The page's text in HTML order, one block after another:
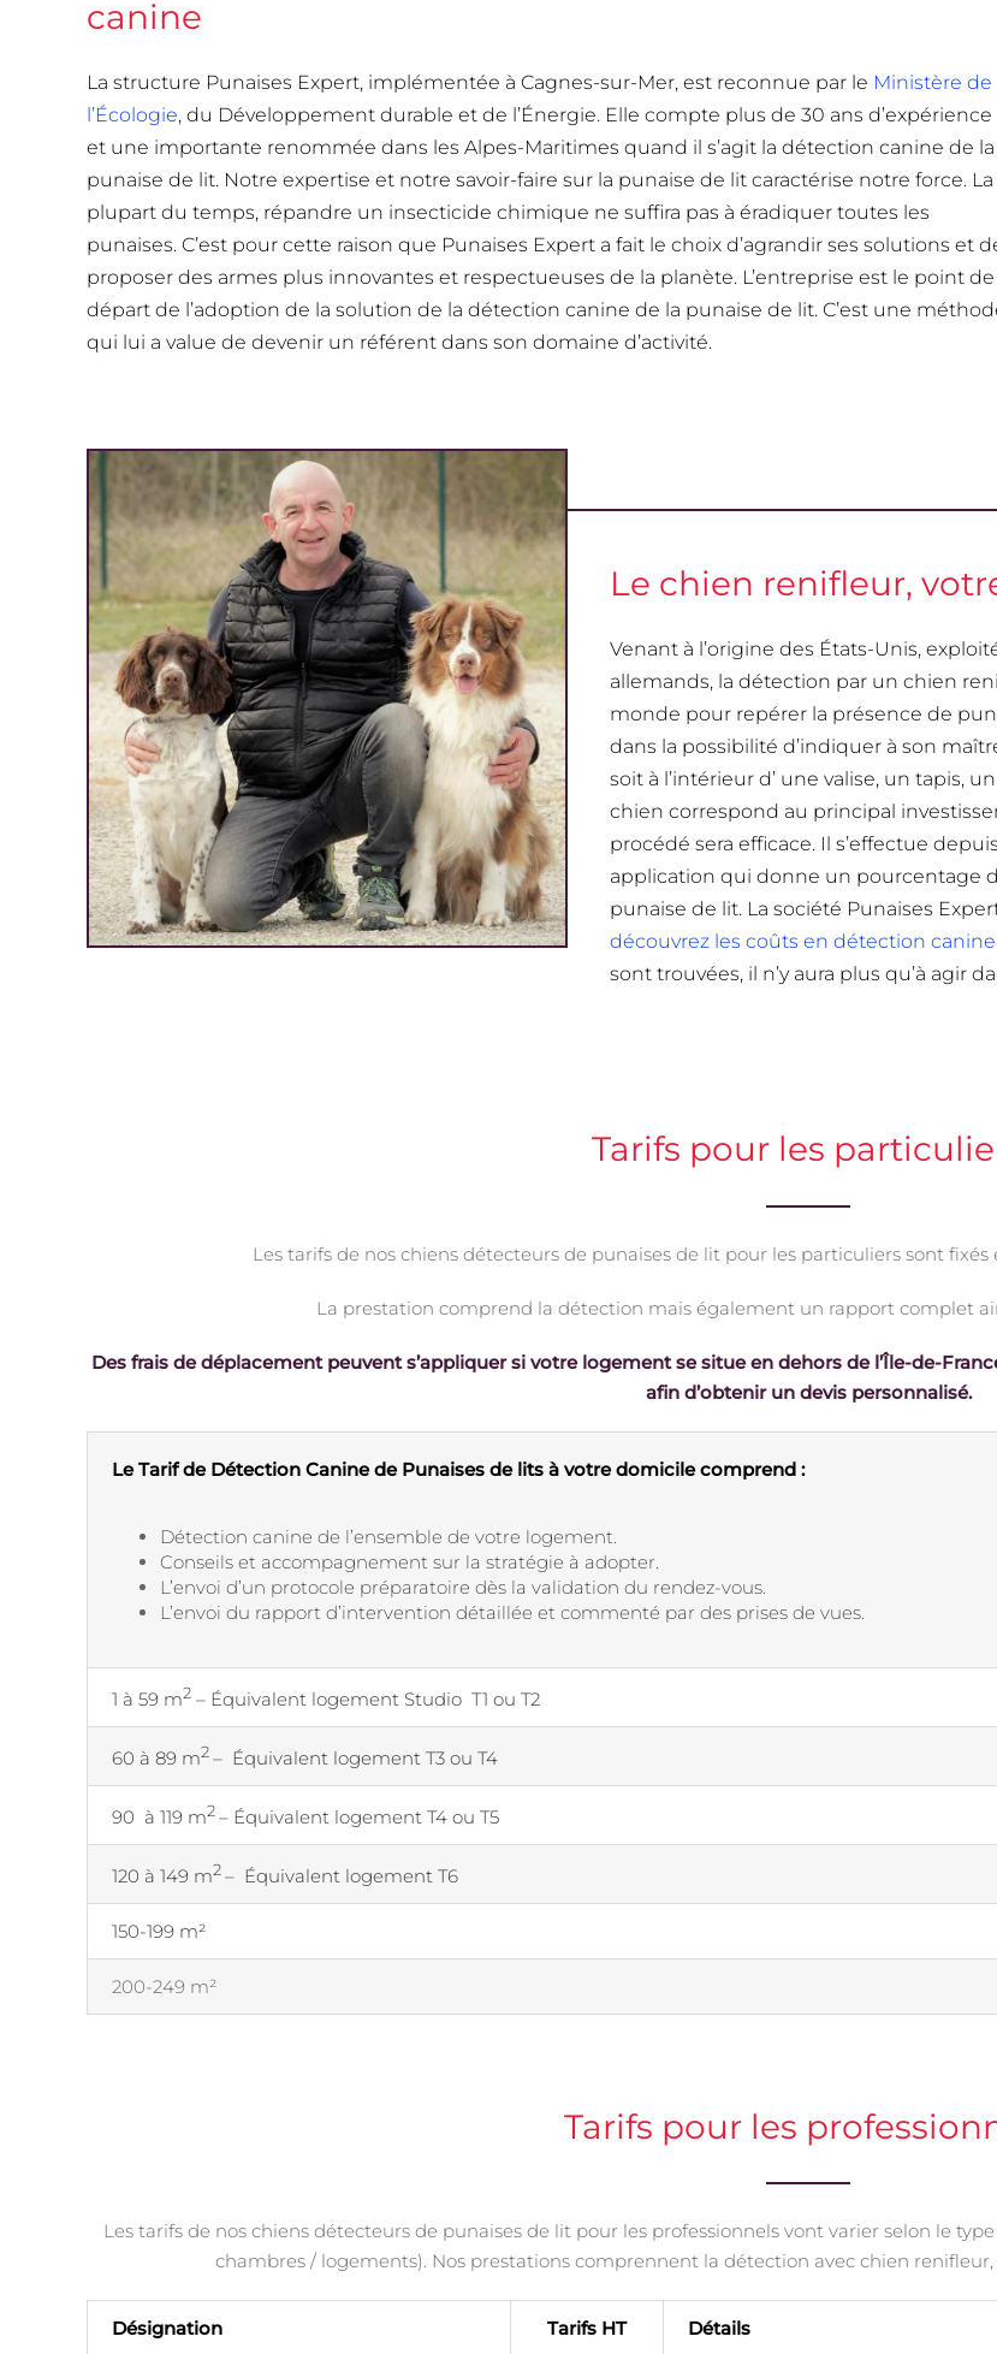
canine
La structure Punaises Expert, implémentée à Cagnes-sur-Mer, est reconnue par le Ministère de
l’Écologie, du Développement durable et de l’Énergie. Elle compte plus de 30 ans d’expérience
et une importante renommée dans les Alpes-Maritimes quand il s’agit la détection canine de la
punaise de lit. Notre expertise et notre savoir-faire sur la punaise de lit caractérise notre force. La
plupart du temps, répandre un insecticide chimique ne suffira pas à éradiquer toutes les
punaises. C’est pour cette raison que Punaises Expert a fait le choix d’agrandir ses solutions et
proposer des armes plus innovantes et respectueuses de la planète. L’entreprise est le point de
départ de l’adoption de la solution de la détection canine de la punaise de lit. C’est une
qui lui a value de devenir un référent dans son domaine d’activité.
Le chien renifleur,
Venant à l’origine des États-Unis,
allemands, la détection par un chien
monde pour repérer la présence de
dans la possibilité d’indiquer à son
soit à l’intérieur d’ une valise, un tapis,
chien correspond au principal
procédé sera efficace. Il s’effectue
application qui donne un pourcentage
punaise de lit. La société Punaises
découvrez les coûts en détection
sont trouvées, il n’y aura plus qu’à agir
Tarifs pour les
Les tarifs de nos chiens détecteurs de punaises de lit pour les particuliers sont
La prestation comprend la détection mais également un rapport complet
Des frais de déplacement peuvent s’appliquer si votre logement se situe en dehors de l’Île-de-
afin d’obtenir un devis personnalisé.
Le Tarif de Détection Canine de Punaises de lits à votre domicile comprend :
Détection canine de l’ensemble de votre logement.
Conseils et accompagnement sur la stratégie à adopter.
L’envoi d’un protocole préparatoire dès la validation du rendez-vous.
L’envoi du rapport d’intervention détaillée et commenté par des prises de vues.
1 à 59 m2 – Équivalent logement Studio T1 ou T2
60 à 89 m2 – Équivalent logement T3 ou T4
90 à 119 m2 – Équivalent logement T4 ou T5
120 à 149 m2 – Équivalent logement T6
150-199 m²
200-249 m²
Tarifs pour les
Les tarifs de nos chiens détecteurs de punaises de lit pour les professionnels vont varier selon le
chambres / logements). Nos prestations comprennent la détection avec chien
Désignation Tarifs HT Détails